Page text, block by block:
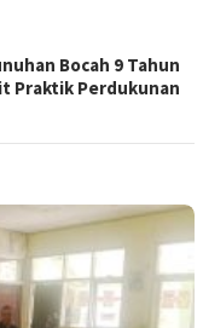
Bocah 9 Tahun
Praktik Perdukunan